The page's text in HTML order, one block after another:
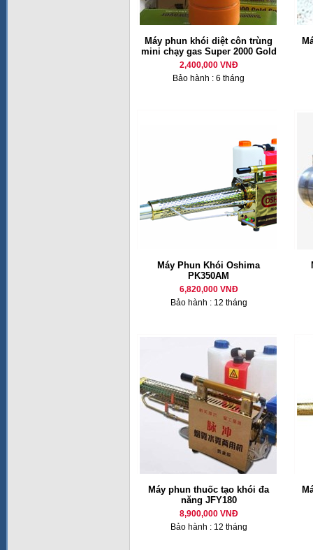
Máy phun khói diệt côn trùng
mini chạy gas Super 2000 Gold
2,400,000 VNĐ
Bảo hành : 6 tháng
Máy Phun Khói Oshima
PK350AM
6,820,000 VNĐ
Bảo hành : 12 tháng
Máy phun thuốc tạo khói đa
năng JFY180
8,900,000 VNĐ
Bảo hành : 12 tháng